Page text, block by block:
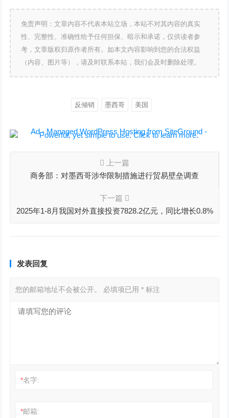
免责声明：文章内容不代表本站立场，本站不对其内容的真实
性、完整性、准确性给予任何担保、暗示和承诺，仅供读者参
考，文章版权归原作者所有。如本文内容影响到您的合法权益
（内容、图片等），请及时联系本站，我们会及时删除处理。
反倾销 墨西哥 美国
上一篇
商务部：对墨西哥涉华限制措施进行贸易壁垒调查
下一篇
2025年1-8月我国对外直接投资7828.2亿元，同比增长0.8%
发表回复
您的邮箱地址不会被公开。 必填项已用* 标注
*名字:
*邮箱: